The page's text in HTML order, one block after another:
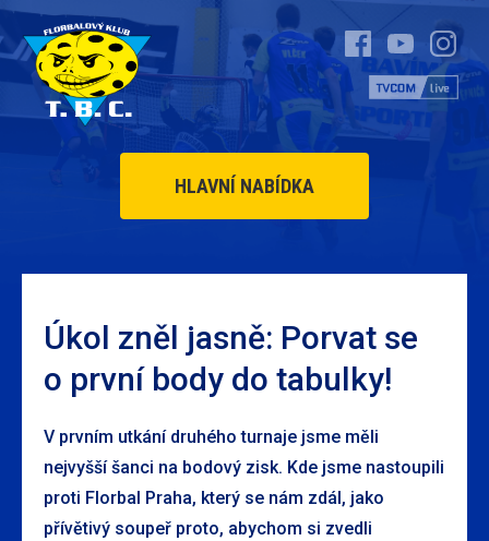
HLAVNÍ NABÍDKA
Úkol zněl jasně: Porvat se
o první body do tabulky!
V prvním utkání druhého turnaje jsme měli
nejvyšší šanci na bodový zisk. Kde jsme nastoupili
proti Florbal Praha, který se nám zdál, jako
přívětivý soupeř proto, abychom si zvedli